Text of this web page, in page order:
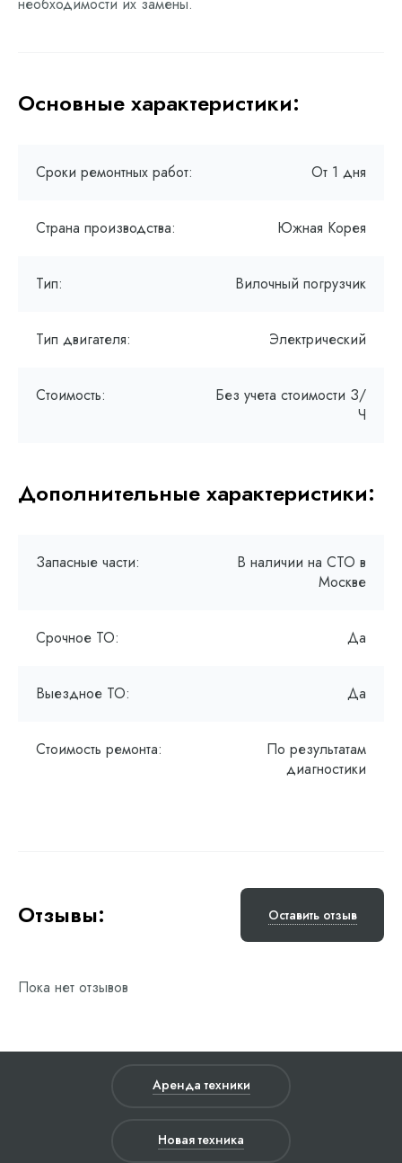
Основные характеристики:
Сроки ремонтных работ: От 1 дня
Страна производства: Южная Корея
Тип: Вилочный погрузчик
Тип двигателя: Электрический
Стоимость:
Без учета стоимости З/
Ч
Дополнительные характеристики:
Запасные части:
В наличии на СТО в
Москве
Срочное ТО: Да
Выездное ТО: Да
Стоимость ремонта:
По результатам
диагностики
Отзывы: Оставить отзыв
Пока нет отзывов
Аренда техники
Новая техника